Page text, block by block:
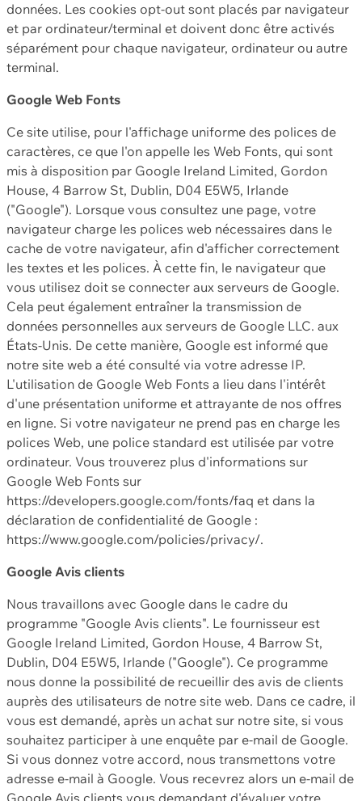
données. Les cookies opt-out sont placés par navigateur
et par ordinateur/terminal et doivent donc être activés
séparément pour chaque navigateur, ordinateur ou autre
terminal.
Google Web Fonts
Ce site utilise, pour l'affichage uniforme des polices de
caractères, ce que l'on appelle les Web Fonts, qui sont
mis à disposition par Google Ireland Limited, Gordon
House, 4 Barrow St, Dublin, D04 E5W5, Irlande
("Google"). Lorsque vous consultez une page, votre
navigateur charge les polices web nécessaires dans le
cache de votre navigateur, afin d'afficher correctement
les textes et les polices. À cette fin, le navigateur que
vous utilisez doit se connecter aux serveurs de Google.
Cela peut également entraîner la transmission de
données personnelles aux serveurs de Google LLC. aux
États-Unis. De cette manière, Google est informé que
notre site web a été consulté via votre adresse IP.
L'utilisation de Google Web Fonts a lieu dans l'intérêt
d'une présentation uniforme et attrayante de nos offres
en ligne. Si votre navigateur ne prend pas en charge les
polices Web, une police standard est utilisée par votre
ordinateur. Vous trouverez plus d'informations sur
Google Web Fonts sur
https://developers.google.com/fonts/faq et dans la
déclaration de confidentialité de Google :
https://www.google.com/policies/privacy/.
Google Avis clients
Nous travaillons avec Google dans le cadre du
programme "Google Avis clients". Le fournisseur est
Google Ireland Limited, Gordon House, 4 Barrow St,
Dublin, D04 E5W5, Irlande ("Google"). Ce programme
nous donne la possibilité de recueillir des avis de clients
auprès des utilisateurs de notre site web. Dans ce cadre, il
vous est demandé, après un achat sur notre site, si vous
souhaitez participer à une enquête par e-mail de Google.
Si vous donnez votre accord, nous transmettons votre
adresse e-mail à Google. Vous recevrez alors un e-mail de